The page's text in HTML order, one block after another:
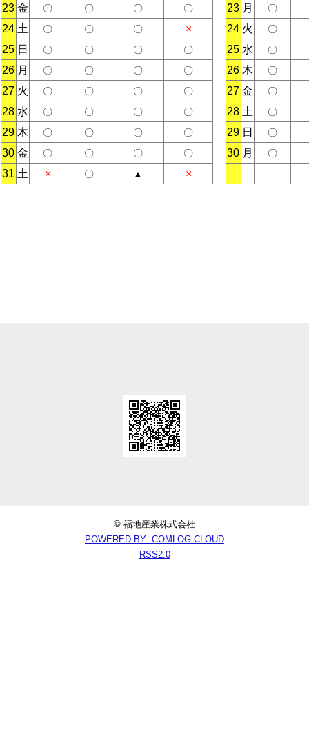
23 金 〇 〇 〇 〇
24 土 〇 〇 〇
×
25 日 〇 〇 〇 〇
26 月 〇 〇 〇 〇
27 火 〇 〇 〇 〇
28 水 〇 〇 〇 〇
29 木 〇 〇 〇 〇
30 金 〇 〇 〇 〇
31 土 × 〇 ▲ ×
23 月 〇
24 火 〇
25 水 〇
26 木 〇
27 金 〇
28 土 〇
29 日 〇
30 月 〇
© 福地産業株式会社
POWERED BY COMLOG CLOUD
RSS2.0